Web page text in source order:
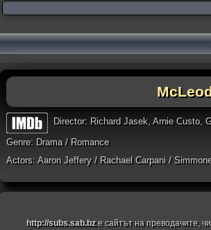
Director: Richard Jasek, Arnie Custo,
Genre: Drama / Romance
Actors: Aaron Jeffery / Rachael Carpani /
http://subs.sab.bzе сайтът на преводачите,